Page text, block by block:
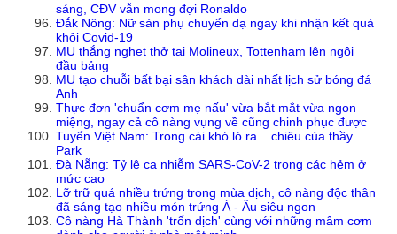
sáng, CĐV vẫn mong đợi Ronaldo
Đắk Nông: Nữ sản phụ chuyển dạ ngay khi nhận kết quả
khỏi Covid-19
MU thắng nghẹt thở tại Molineux, Tottenham lên ngôi
đầu bảng
MU tạo chuỗi bất bại sân khách dài nhất lịch sử bóng đá
Anh
Thực đơn 'chuẩn cơm mẹ nấu' vừa bắt mắt vừa ngon
miệng, ngay cả cô nàng vụng về cũng chinh phục được
Tuyển Việt Nam: Trong cái khó ló ra... chiêu của thầy
Park
Đà Nẵng: Tỷ lệ ca nhiễm SARS-CoV-2 trong các hẻm ở
mức cao
Lỡ trữ quá nhiều trứng trong mùa dịch, cô nàng độc thân
đã sáng tạo nhiều món trứng Á - Âu siêu ngon
Cô nàng Hà Thành 'trốn dịch' cùng với những mâm cơm